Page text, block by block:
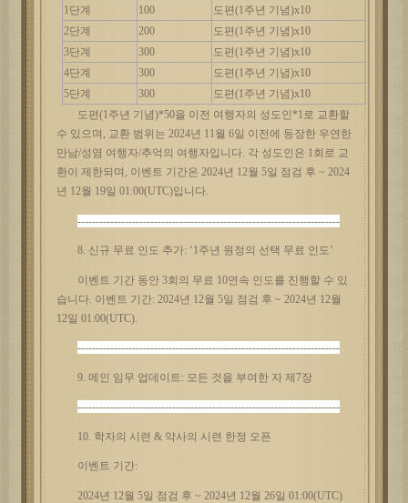
1단계
100 도편(1주년 기념)x10
2단계
200 도편(1주년 기념)x10
3단계
300 도편(1주년 기념)x10
4단계
300 도편(1주년 기념)x10
5단계
300 도편(1주년 기념)x10
도편(1주년 기념)*50을 이전 여행자의 성도인*1로 교환할
수 있으며, 교환 범위는 2024년 11월 6일 이전에 등장한 우연한
만남/성염 여행자/추억의 여행자입니다. 각 성도인은 1회로 교
환이 제한되며, 이벤트 기간은 2024년 12월 5일 점검 후 ~ 2024
년 12월 19일 01:00(UTC)입니다.
------------------------------------------------------------------------
8. 신규 무료 인도 추가: ‘1주년 원정의 선택 무료 인도’
이벤트 기간 동안 3회의 무료 10연속 인도를 진행할 수 있
습니다. 이벤트 기간: 2024년 12월 5일 점검 후 ~ 2024년 12월
12일 01:00(UTC).
------------------------------------------------------------------------
9. 메인 임무 업데이트: 모든 것을 부여한 자 제7장
------------------------------------------------------------------------
10. 학자의 시련 & 약사의 시련 한정 오픈
이벤트 기간:
2024년 12월 5일 점검 후 ~ 2024년 12월 26일 01:00(UTC)